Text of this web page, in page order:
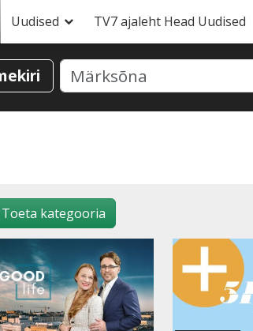
Uudised TV7 ajaleht Head Uudised
Toeta kategooria